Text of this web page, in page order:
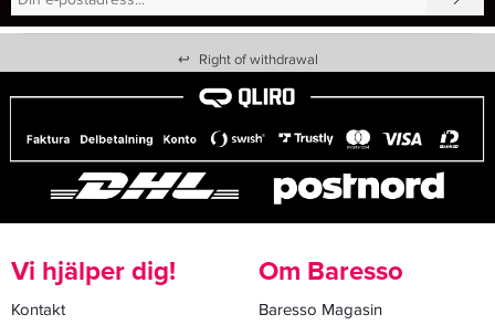
↩ Right of withdrawal
Vi hjälper dig!
Kontakt
Om Baresso
Baresso Magasin